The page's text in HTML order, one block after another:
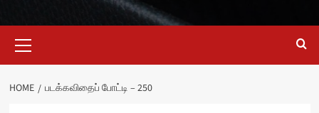
Menu
HOME படக்கவிதைப் போட்டி – 250